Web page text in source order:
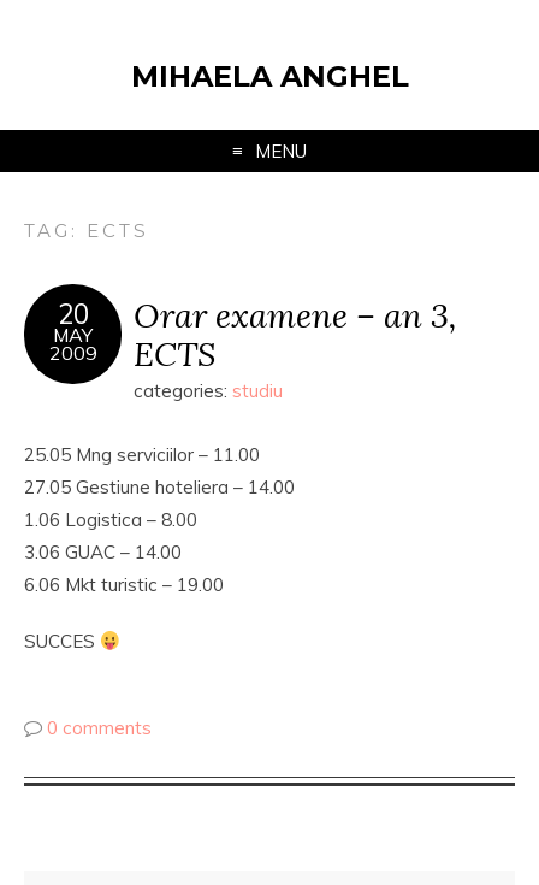
MIHAELA ANGHEL
MENU
TAG: ECTS
20
MAY
2009
Orar examene – an 3,
ECTS
categories: studiu
25.05 Mng serviciilor – 11.00
27.05 Gestiune hoteliera – 14.00
1.06 Logistica – 8.00
3.06 GUAC – 14.00
6.06 Mkt turistic – 19.00
SUCCES
0 comments